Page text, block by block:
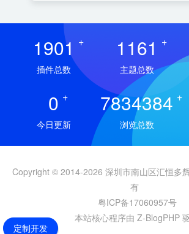
1901 +
插件总数
1161 +
主题总数
0 +
今日更新
7834384 +
浏览总数
Copyright © 2014-2026 深圳市南山区汇恒多
有
粤ICP备17060957号
本站核心程序由 Z-BlogPHP
定制开发